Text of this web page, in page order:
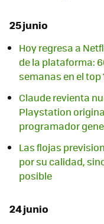
25 junio
Hoy regresa a
de la plataforma:
semanas en el top
Claude revienta
Playstation
programador
Las flojas
por su calidad,
posible
24 junio